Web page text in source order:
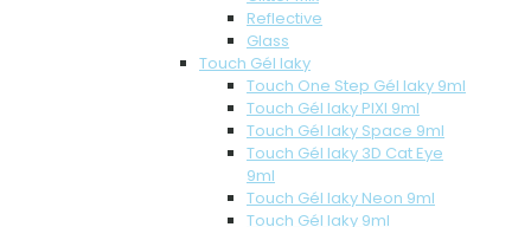
Reflective
Glass
Touch Gél laky
Touch One Step Gél laky 9ml
Touch Gél laky PIXI 9ml
Touch Gél laky Space 9ml
Touch Gél laky 3D Cat Eye
9ml
Touch Gél laky Neon 9ml
Touch Gél laky 9ml